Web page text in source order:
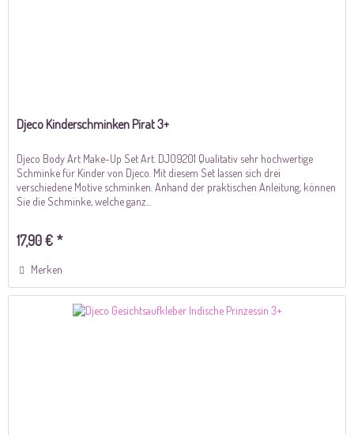
Djeco Kinderschminken Pirat 3+
Djeco Body Art Make-Up Set Art. DJ09201 Qualitativ sehr hochwertige
Schminke für Kinder von Djeco. Mit diesem Set lassen sich drei
verschiedene Motive schminken. Anhand der praktischen Anleitung, können
Sie die Schminke, welche ganz...
17,90 € *
Merken